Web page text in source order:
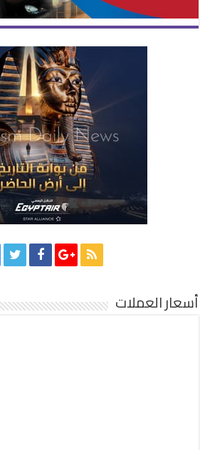
أسعار العملات